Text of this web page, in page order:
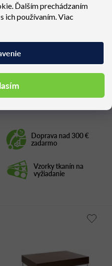
Ďalším prechádzaním
ich používaním. Viac
Doprava nad 300 €
zadarmo
Vzorky tkanín na
vyžiadanie
1 841,31 €